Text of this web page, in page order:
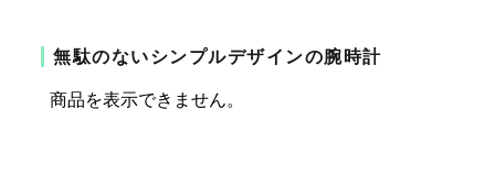
無駄のないシンプルデザインの腕時計